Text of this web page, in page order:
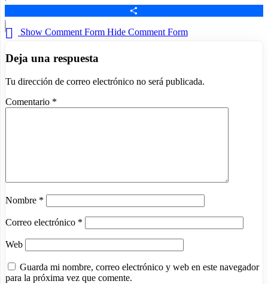
Compartir
Show Comment Form Hide Comment Form
Deja una respuesta
Tu dirección de correo electrónico no será publicada.
Comentario *
Nombre *
Correo electrónico *
Web
Guarda mi nombre, correo electrónico y web en este navegador
para la próxima vez que comente.